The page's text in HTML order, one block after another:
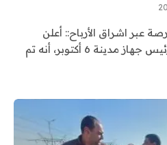
عبر اشراق الأرباح:: أعلن
المهندس محمد مصطفى، رئيس جهاز مدينة 6 أكتوبر، أنه تم